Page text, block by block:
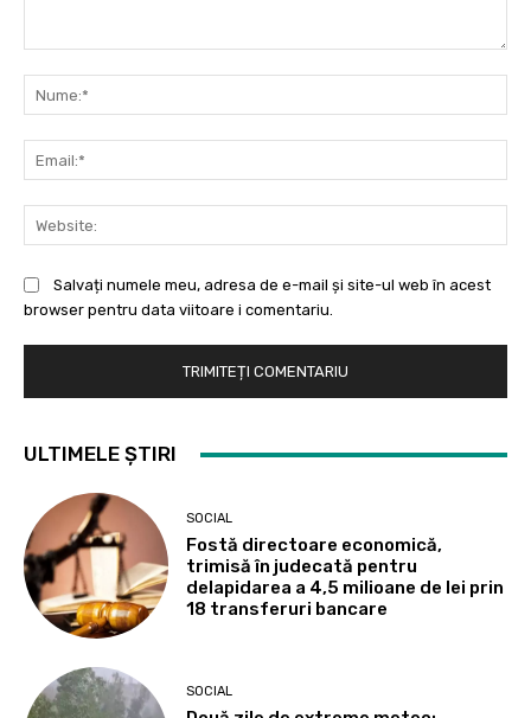
Salvați numele meu, adresa de e-mail și site-ul web în acest
browser pentru data viitoare i comentariu.
ULTIMELE ȘTIRI
SOCIAL
Fostă directoare economică,
trimisă în judecată pentru
delapidarea a 4,5 milioane de lei prin
18 transferuri bancare
SOCIAL